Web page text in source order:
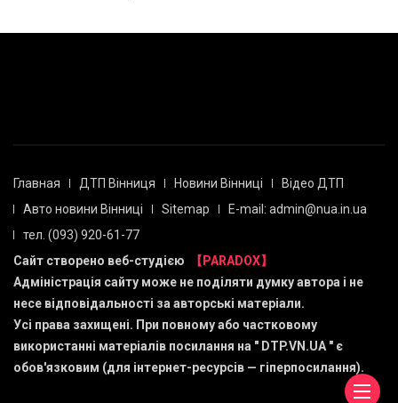
Главная ДТП Вінниця Новини Вінниці
Відео ДТП
Авто новини Вінниці
Sitemap
E-mail: admin@nua.in.ua
тел. (093) 920-61-77
Сайт створено веб-студією
【PARADOX】
Адміністрація сайту може не поділяти думку автора і не
несе відповідальності за авторські матеріали.
Усі права захищені. При повному або частковому
використанні матеріалів посилання на " DTP.VN.UA " є
обов'язковим (для інтернет-ресурсів — гіперпосилання).